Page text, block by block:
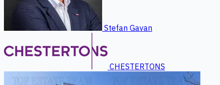
Stefan Gavan
CHESTERTONS